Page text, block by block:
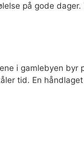
på gode dager.
i gamlebyen byr
tid. En